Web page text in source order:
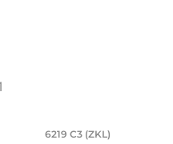
(Kramp)
вал 35 мм.
мм,
Подшипник
6219 C3 (ZKL)